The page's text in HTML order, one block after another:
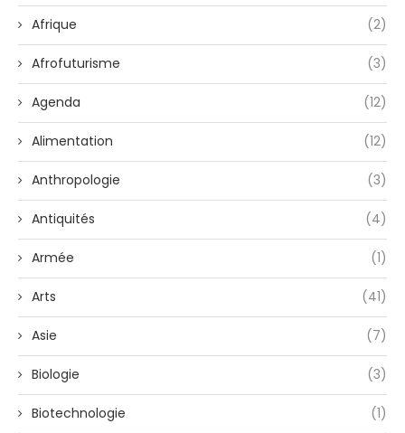
Afrique (2)
Afrofuturisme (3)
Agenda (12)
Alimentation (12)
Anthropologie (3)
Antiquités (4)
Armée (1)
Arts (41)
Asie (7)
Biologie (3)
Biotechnologie (1)